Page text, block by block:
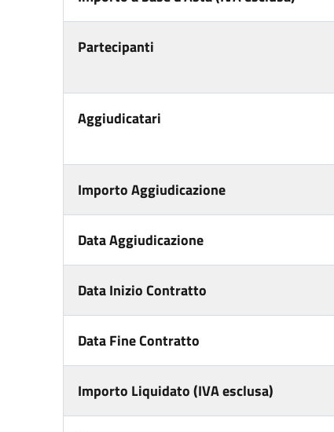
Partecipanti
Aggiudicatari
Importo Aggiudicazione
Data Aggiudicazione
Data Inizio Contratto
Data Fine Contratto
Importo Liquidato (IVA esclusa)